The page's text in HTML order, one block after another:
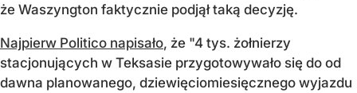
że Waszyngton faktycznie podjął taką decyzję.
Najpierw Politico napisało, że "4 tys. żołnierzy
stacjonujących w Teksasie przygotowywało się do od
dawna planowanego, dziewięciomiesięcznego wyjazdu